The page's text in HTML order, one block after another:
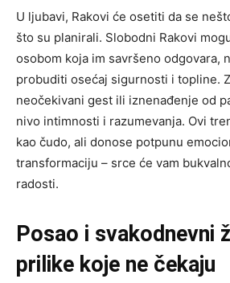
U ljubavi, Rakovi će osetiti da se
što su planirali. Slobodni Rakovi
osobom koja im savršeno odgovara,
probuditi osećaj sigurnosti i topline.
neočekivani gest ili iznenađenje od
nivo intimnosti i razumevanja. Ovi
kao čudo, ali donose potpunu
transformaciju – srce će vam
radosti.
Posao i svakodnevni
prilike koje ne čekaju